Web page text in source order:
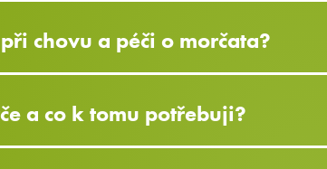
chovu a péči o morčata?
a co k tomu potřebuji?